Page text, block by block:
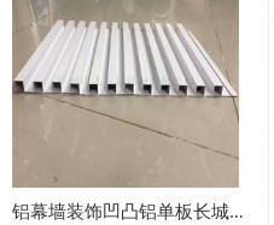
铝幕墙装饰凹凸铝单板长城造型铝单板